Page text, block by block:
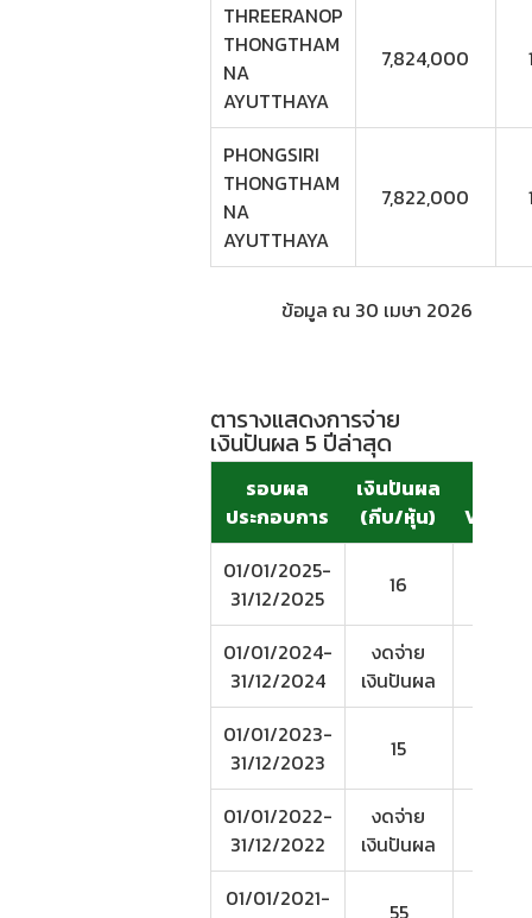
THREERANOP
THONGTHAM
NA
AYUTTHAYA
7,824,000
PHONGSIRI
THONGTHAM
NA
AYUTTHAYA
7,822,000
ข้อมูล ณ 30 เมษา 2026
ตารางแสดงการจ่าย
เงินปันผล 5 ปีล่าสุด
รอบผล
ประกอบการ
เงินปันผล
(กีบ/หุ้น)
01/01/2025-
31/12/2025
16
01/01/2024-
31/12/2024
งดจ่าย
เงินปันผล
01/01/2023-
31/12/2023
15
01/01/2022-
31/12/2022
งดจ่าย
เงินปันผล
01/01/2021-